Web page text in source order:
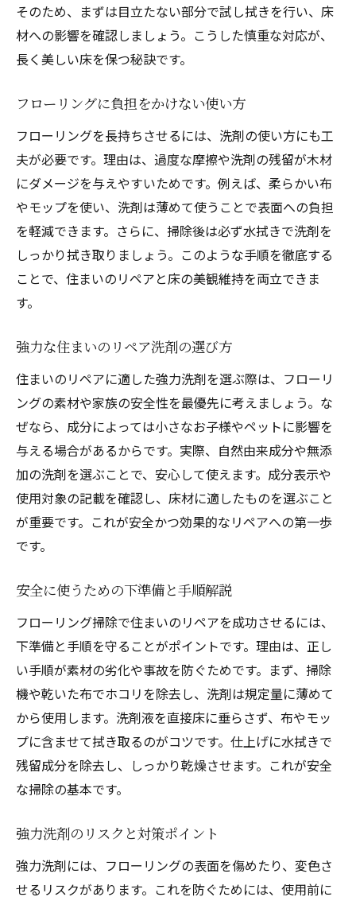
そのため、まずは目立たない部分で試し拭きを行い、床
材への影響を確認しましょう。こうした慎重な対応が、
長く美しい床を保つ秘訣です。
フローリングに負担をかけない使い方
フローリングを長持ちさせるには、洗剤の使い方にも工
夫が必要です。理由は、過度な摩擦や洗剤の残留が木材
にダメージを与えやすいためです。例えば、柔らかい布
やモップを使い、洗剤は薄めて使うことで表面への負担
を軽減できます。さらに、掃除後は必ず水拭きで洗剤を
しっかり拭き取りましょう。このような手順を徹底する
ことで、住まいのリペアと床の美観維持を両立できま
す。
強力な住まいのリペア洗剤の選び方
住まいのリペアに適した強力洗剤を選ぶ際は、フローリ
ングの素材や家族の安全性を最優先に考えましょう。な
ぜなら、成分によっては小さなお子様やペットに影響を
与える場合があるからです。実際、自然由来成分や無添
加の洗剤を選ぶことで、安心して使えます。成分表示や
使用対象の記載を確認し、床材に適したものを選ぶこと
が重要です。これが安全かつ効果的なリペアへの第一歩
です。
安全に使うための下準備と手順解説
フローリング掃除で住まいのリペアを成功させるには、
下準備と手順を守ることがポイントです。理由は、正し
い手順が素材の劣化や事故を防ぐためです。まず、掃除
機や乾いた布でホコリを除去し、洗剤は規定量に薄めて
から使用します。洗剤液を直接床に垂らさず、布やモッ
プに含ませて拭き取るのがコツです。仕上げに水拭きで
残留成分を除去し、しっかり乾燥させます。これが安全
な掃除の基本です。
強力洗剤のリスクと対策ポイント
強力洗剤には、フローリングの表面を傷めたり、変色さ
せるリスクがあります。これを防ぐためには、使用前に